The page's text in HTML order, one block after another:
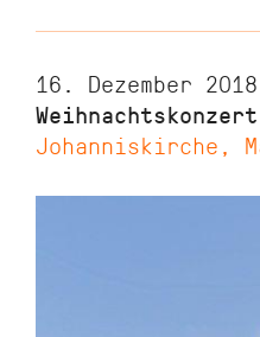
16. Dezember
Johanniskirche,